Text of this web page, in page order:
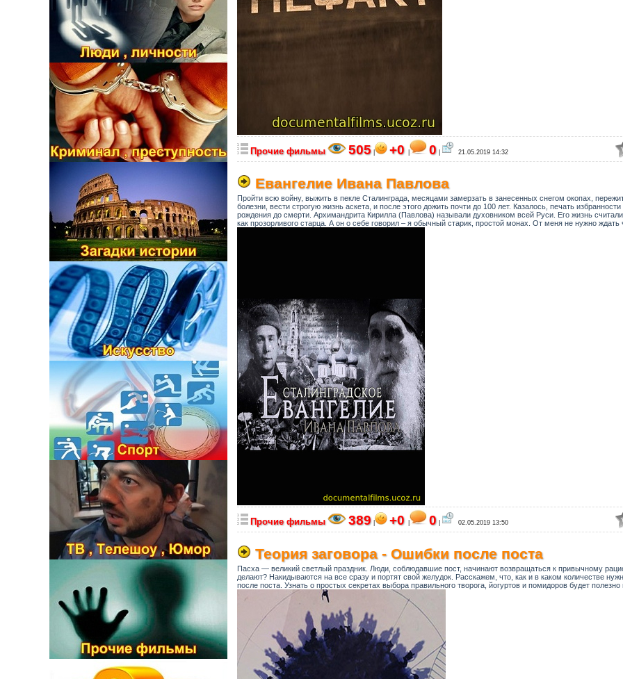
Прочие фильмы 505 +0 0 21.05.2019 14:32
Евангелие Ивана Павлова
Пройти всю войну, выжить в пекле Сталинграда, месяцами замерзать в занесенных снегом окопах,
болезни, вести строгую жизнь аскета, и после этого дожить почти до 100 лет. Казалось, печать
рождения до смерти. Архимандрита Кирилла (Павлова) называли духовником всей Руси. Его жизнь
как прозорливого старца. А он о себе говорил – я обычный старик, простой монах. От меня не нужно ждать
Прочие фильмы 389 +0 0 02.05.2019 13:50
Теория заговора - Ошибки после поста
Пасха — великий светлый праздник. Люди, соблюдавшие пост, начинают возвращаться к привычному
делают? Накидываются на все сразу и портят свой желудок. Расскажем, что, как и в каком количестве
после поста. Узнать о простых секретах выбора правильного творога, йогуртов и помидоров будет полезно